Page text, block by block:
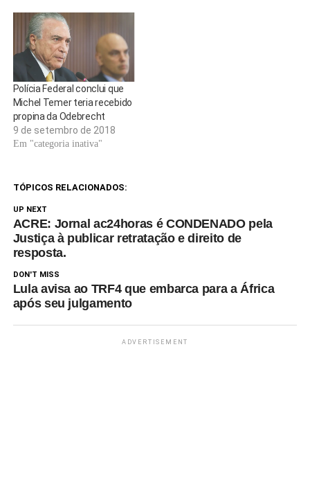
Polícia Federal conclui que
Michel Temer teria recebido
propina da Odebrecht
9 de setembro de 2018
Em "categoria inativa"
TÓPICOS RELACIONADOS:
UP NEXT
ACRE: Jornal ac24horas é CONDENADO pela
Justiça à publicar retratação e direito de
resposta.
DON'T MISS
Lula avisa ao TRF4 que embarca para a África
após seu julgamento
ADVERTISEMENT